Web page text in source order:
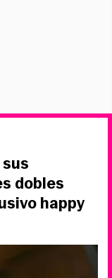
dobles
happy